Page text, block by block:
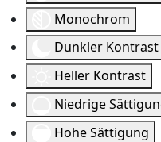
Monochrom
Dunkler Kontrast
Heller Kontrast
Niedrige
Hohe Sättigung